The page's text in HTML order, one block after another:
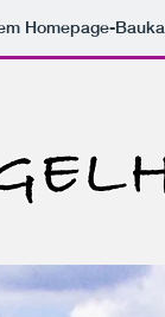
Homepage-